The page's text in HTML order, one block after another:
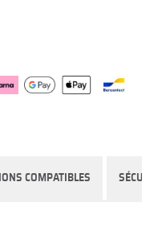
COMPATIBLES